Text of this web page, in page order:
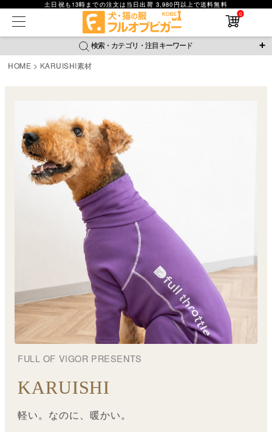
土日祝も13時までの注文は当日出荷 3,980円以上で送料無料
0
検索・カテゴリ・注目キーワード
接触冷感 おそろコーデ
新作アイテム
返品・交換について
在庫なし商品を表示しない
商品番号
価格が安い順
価格が高い順
レビュー数順
HOME KARUISHI素材
FULL OF VIGOR PRESENTS
KARUISHI
軽い。なのに、暖かい。